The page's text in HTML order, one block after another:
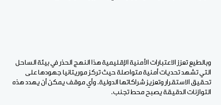
وبالطيع تعزز الاعتبارات الأمنية الإقليمية هذا النهج الحذر في بيئة الساحل
التي تشهد تحديات أمنية متواصلة حيث تركز موريتانيا جهودها على
تحقيق الاستقرار وتعزيز شراكاتها الدولية. وأي موقف يمكن أن يهدد هذه
التوازنات الدقيقة يصبح محط تجنب.